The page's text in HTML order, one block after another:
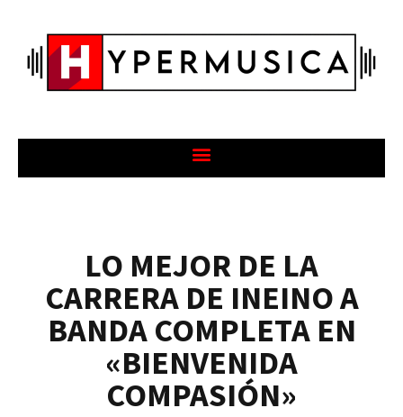
LO MEJOR DE LA
CARRERA DE INEINO A
BANDA COMPLETA EN
«BIENVENIDA
COMPASIÓN»